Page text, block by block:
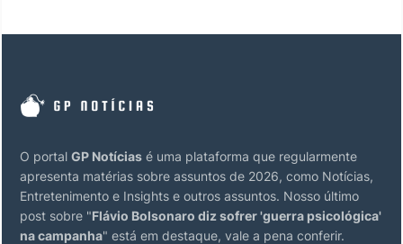
O portal GP Notícias é uma plataforma que regularmente
apresenta matérias sobre assuntos de 2026, como Notícias,
Entretenimento e Insights e outros assuntos. Nosso último
post sobre "Flávio Bolsonaro diz sofrer 'guerra psicológica'
na campanha" está em destaque, vale a pena conferir.